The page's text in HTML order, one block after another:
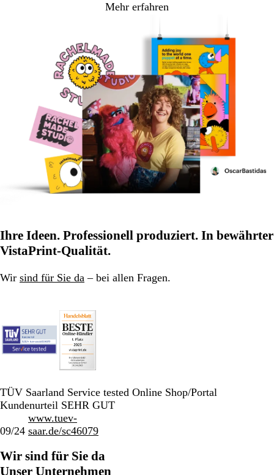
Mehr erfahren
Ihre Ideen. Professionell produziert. In bewährter
VistaPrint-Qualität.
Wir sind für Sie da – bei allen Fragen.
TÜV Saarland Service tested Online Shop/Portal
Kundenurteil SEHR GUT
09/24
www.tuev-
saar.de/sc46079
Wir sind für Sie da
Unser Unternehmen